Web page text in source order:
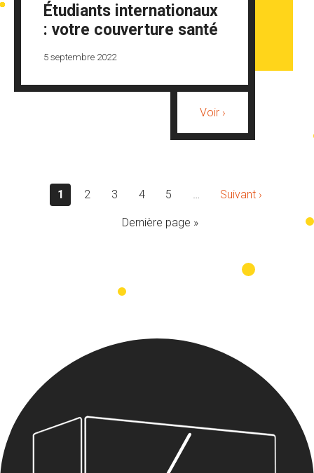
Étudiants internationaux
: votre couverture santé
5 septembre 2022
Voir ›
1 2 3 4 5 Suivant ›
Dernière page »